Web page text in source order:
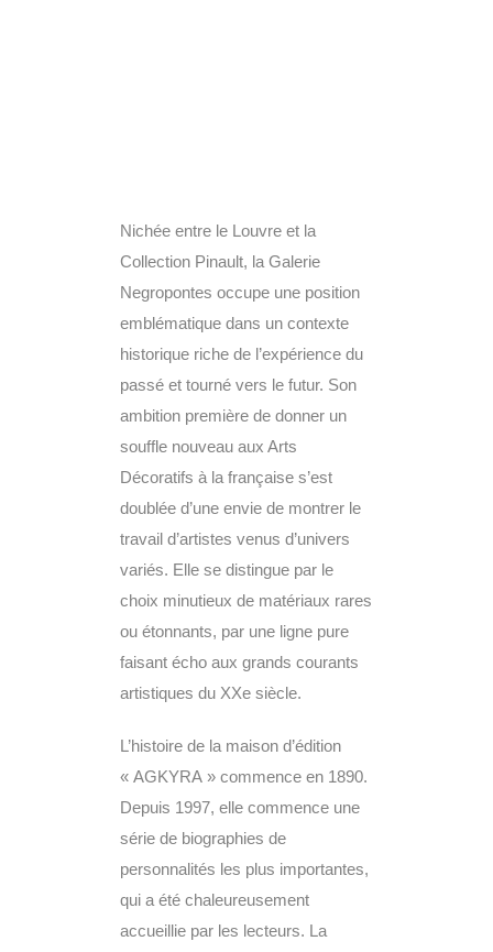
Nichée entre le Louvre et la
Collection Pinault, la Galerie
Negropontes occupe une position
emblématique dans un contexte
historique riche de l’expérience du
passé et tourné vers le futur. Son
ambition première de donner un
souffle nouveau aux Arts
Décoratifs à la française s’est
doublée d’une envie de montrer le
travail d’artistes venus d’univers
variés. Elle se distingue par le
choix minutieux de matériaux rares
ou étonnants, par une ligne pure
faisant écho aux grands courants
artistiques du XXe siècle.
L’histoire de la maison d’édition
« AGKYRA » commence en 1890.
Depuis 1997, elle commence une
série de biographies de
personnalités les plus importantes,
qui a été chaleureusement
accueillie par les lecteurs. La